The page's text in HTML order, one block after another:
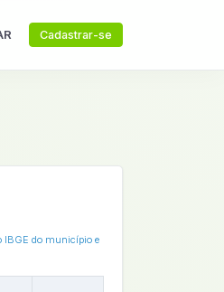
Cadastrar-se
IBGE do município e